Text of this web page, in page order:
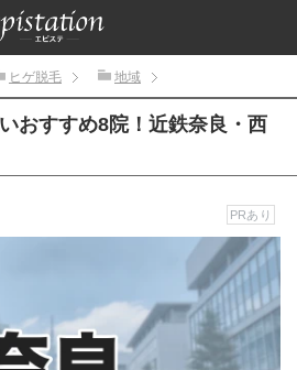
ヒゲ脱毛 地域
おすすめ8院！近鉄奈良・西
PRあり